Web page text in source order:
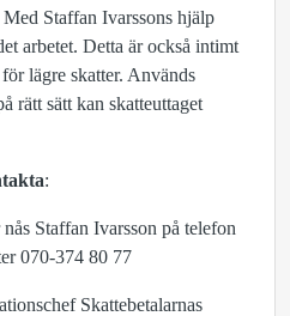
Staffan Ivarssons hjälp
arbetet. Detta är också intimt
lägre skatter. Används
rätt sätt kan skatteuttaget
:
Staffan Ivarsson på telefon
070-374 80 77
Skattebetalarnas